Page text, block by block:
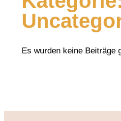
Es wurden keine Beiträge